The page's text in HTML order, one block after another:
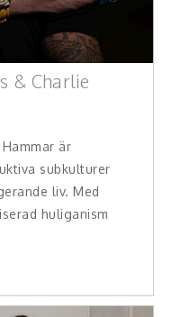
& Charlie
är
subkulturer
liv. Med
huliganism